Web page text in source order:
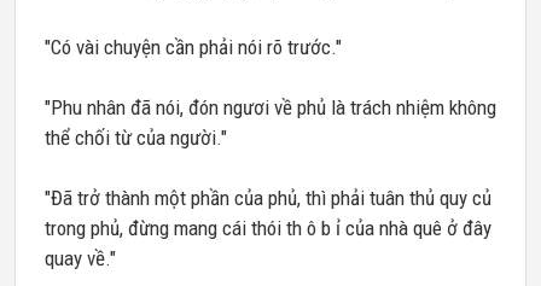
"Có vài chuyện cần phải nói rõ trước."
"Phu nhân đã nói, đón ngươi về phủ là trách nhiệm không
thể chối từ của người."
"Đã trở thành một phần của phủ, thì phải tuân thủ quy củ
trong phủ, đừng mang cái thói th ô b ỉ của nhà quê ở đây
quay về."